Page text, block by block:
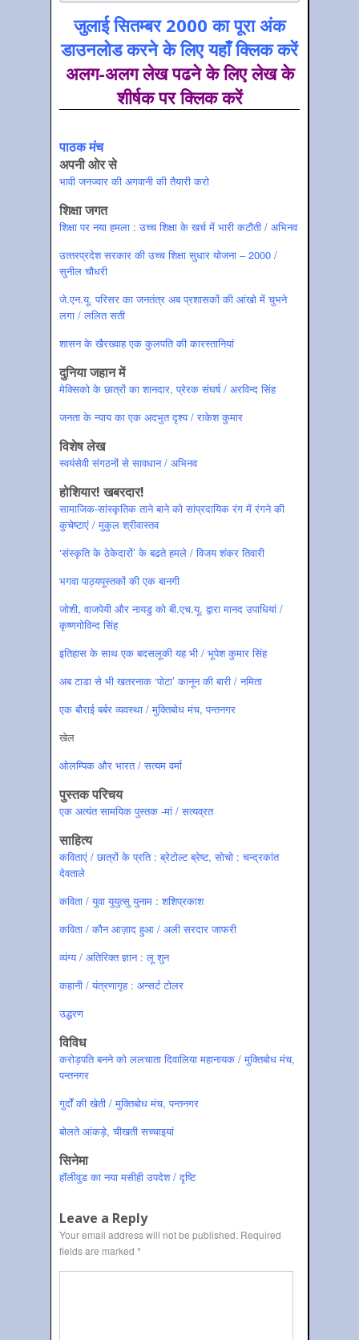
जुलाई सितम्‍बर 2000 का पूरा अंक
डाउनलोड करने के लिए यहाँ क्लिक करें
अलग-अलग लेख पढने के लिए लेख के
शीर्षक पर क्लिक करें
पाठक मंच
अपनी ओर से
भावी जनज्‍वार की अगवानी की तैयारी करो
शिक्षा जगत
शिक्षा पर नया हमला : उच्‍च शिक्षा के खर्च में भारी कटौती / अभिनव
उत्‍तरप्रदेश सरकार की उच्‍च शिक्षा सुधार योजना – 2000 /
सुनील चौधरी
जे.एन.यू. परिसर का जनतंत्र अब प्रशासकों की आंखो में चुभने
लगा / ललित सती
शासन के खैरख्‍वाह एक कुल‍पति की कारस्‍तानियां
दुनिया जहान में
मेक्सिको के छात्रों का शानदार, प्रेरक संघर्ष / अरविन्‍द सिंह
जनता के न्‍याय का एक अदभुत दृश्‍य / राकेश कुमार
विशेष लेख
स्‍वयंसेवी संगठनों से सावधान / अभिनव
होशियार! खबरदार!
सामाजिक-सांस्‍कृतिक ताने बाने को सांप्रदायिक रंग में रंगने की
कुचेष्‍टाएं / मुकुल श्रीवास्‍तव
‘संस्‍कृति के ठेकेदारों’ के बढते हमले / विजय शंकर तिवारी
भगवा पाठ्यपूस्‍तकों की एक बानगी
जोशी, वाजपेयी और नायडु को बी.एच.यू. द्वारा मानद उपाधियां /
कृष्‍णगोविन्‍द सिंह
इतिहास के साथ एक बदसलूकी यह भी / भूपेश कुमार सिंह
अब टाडा से भी खतरनाक ‘पोटा’ कानून की बारी / नमिता
एक बौराई बर्बर व्‍यवस्‍था / मुक्तिबोध मंच, पन्‍तनगर
खेल
ओलम्पिक और भारत / सत्‍यम वर्मा
पुस्‍तक परिचय
एक अत्‍यंत सामयिक पुस्‍तक -मां / सत्‍यव्रत
साहित्‍य
कविताएं / छात्रों के प्रति : ब्रेटोल्‍ट ब्रेष्‍ट, सोचो : चन्‍द्रकांत
देवताले
कविता / युवा युयुत्‍सु युनाम : शशिप्रकाश
कविता / कौन आज़ाद हुआ / अली सरदार जाफरी
व्‍यंग्‍य / अतिरिक्‍त ज्ञान : लू शुन
कहानी / यंत्रणागृह : अन्‍सर्ट टोलर
उद्धरण
विविध
करोड़पति बनने को ललचाता दिवालिया महानायक / मुक्तिबोध मंच,
पन्‍तनगर
गुर्दों की खेती / मुक्तिबोध मंच, पन्‍तनगर
बोलते आंकड़े, चीखती सच्‍चाइयां
सिनेमा
हॉलीवुड का नया मसीही उपदेश / दृष्टि
Leave a Reply
Your email address will not be published. Required
fields are marked *